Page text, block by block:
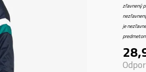
zľavnený
je